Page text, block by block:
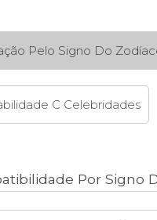
Pelo Signo Do
C Celebridades
Por Signo